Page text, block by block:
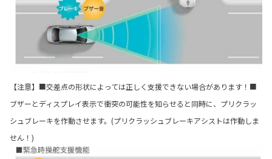
【注意】■交差点の形状によっては正しく支援できない場合があります！■
ブザーとディスプレイ表示で衝突の可能性を知らせると同時に、プリクラッ
シュブレーキを作動させます。(プリクラッシュブレーキアシストは作動しま
せん！)